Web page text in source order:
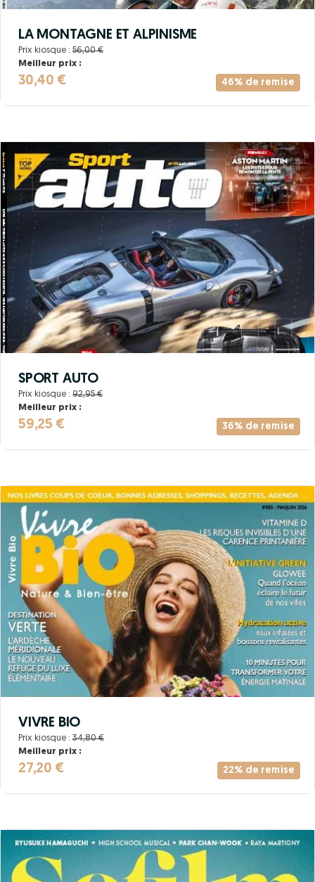
46% de remise
LA MONTAGNE ET ALPINISME
Prix kiosque : 56,00 €
Meilleur prix :
30,40 €
36% de remise
SPORT AUTO
Prix kiosque : 92,95 €
Meilleur prix :
59,25 €
22% de remise
VIVRE BIO
Prix kiosque : 34,80 €
Meilleur prix :
27,20 €